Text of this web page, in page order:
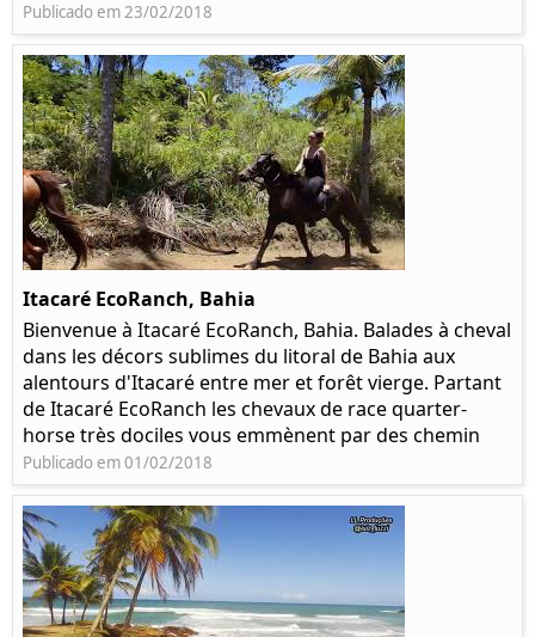
Publicado em 23/02/2018
Itacaré EcoRanch, Bahia
Bienvenue à Itacaré EcoRanch, Bahia. Balades à cheval
dans les décors sublimes du litoral de Bahia aux
alentours d'Itacaré entre mer et forêt vierge. Partant
de Itacaré EcoRanch les chevaux de race quarter-
horse très dociles vous emmènent par des chemin
Publicado em 01/02/2018